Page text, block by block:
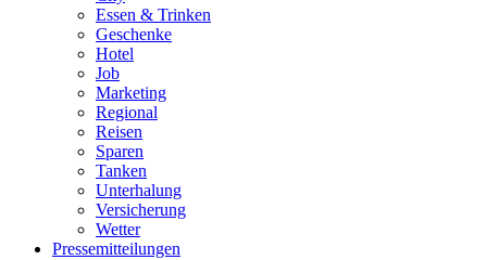
Essen & Trinken
Geschenke
Hotel
Job
Marketing
Regional
Reisen
Sparen
Tanken
Unterhalung
Versicherung
Wetter
Pressemitteilungen